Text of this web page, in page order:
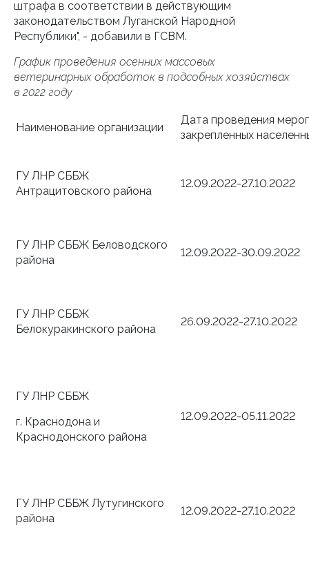
штрафа в соответствии в действующим
законодательством Луганской Народной
Республики", - добавили в ГСВМ.
График проведения осенних массовых
ветеринарных обработок в подсобных хозяйствах
в 2022 году
Наименование организации
Дата проведения
закрепленных
ГУ ЛНР СББЖ
Антрацитовского района
12.09.2022-27.10.2022
ГУ ЛНР СББЖ Беловодского
района
12.09.2022-30.09.2022
ГУ ЛНР СББЖ
Белокуракинского района
26.09.2022-27.10.2022
ГУ ЛНР СББЖ
г. Краснодона и
Краснодонского района
12.09.2022-05.11.2022
ГУ ЛНР СББЖ Лутугинского
района
12.09.2022-27.10.2022